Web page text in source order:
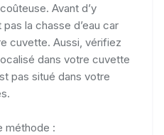
Avant d’y
la chasse d’eau car
cuvette. Aussi, vérifiez
dans votre cuvette
pas situé dans votre
méthode :